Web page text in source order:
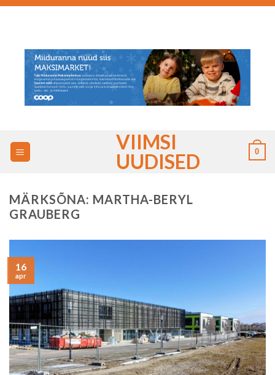
Skip
VIIMSI
UUDISED
0
MÄRKSÕNA: MARTHA-BERYL
GRAUBERG
16
apr